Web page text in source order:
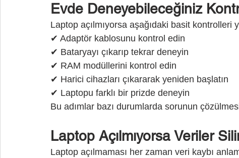
Evde Deneyebileceğiniz
Laptop açılmıyorsa aşağıdaki basit kontrolleri
✔ Adaptör kablosunu kontrol edin
✔ Bataryayı çıkarıp tekrar deneyin
✔ RAM modüllerini kontrol edin
✔ Harici cihazları çıkararak yeniden başlatın
✔ Laptopu farklı bir prizde deneyin
Bu adımlar bazı durumlarda sorunun
Laptop Açılmıyorsa Veriler
Laptop açılmaması her zaman veri kaybı